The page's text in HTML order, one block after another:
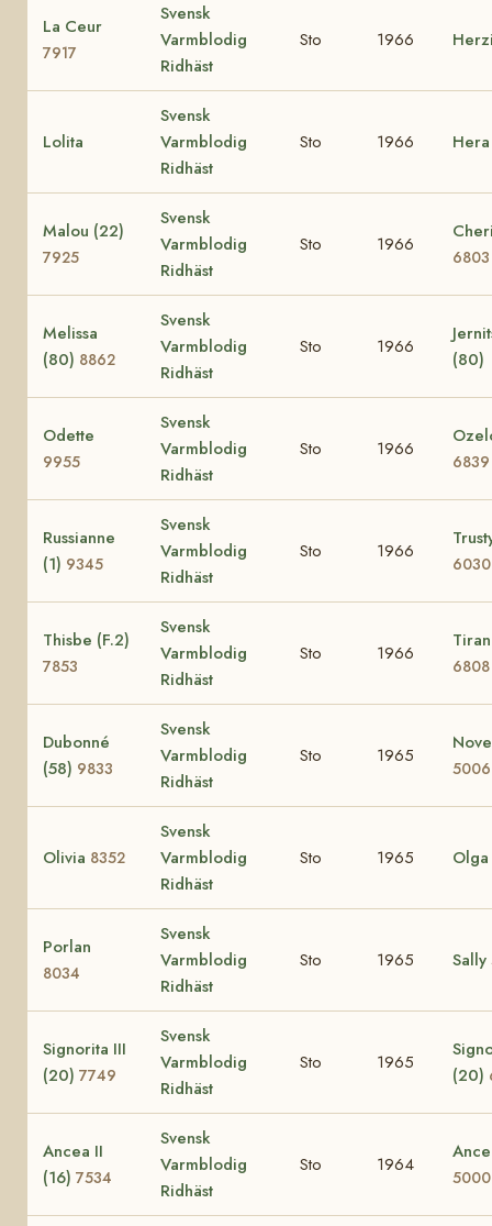
La Ceur
7917
Svensk
Varmblodig
Ridhäst
Sto 1966
Lolita
Svensk
Varmblodig
Ridhäst
Sto 1966
Malou (22)
7925
Svensk
Varmblodig
Ridhäst
Sto 1966
6803
Melissa
(80) 8862
Svensk
Varmblodig
Ridhäst
Sto 1966
(80)
Odette
9955
Svensk
Varmblodig
Ridhäst
Sto 1966
6839
Russianne
(1) 9345
Svensk
Varmblodig
Ridhäst
Sto 1966
6030
Thisbe (F.2)
7853
Svensk
Varmblodig
Ridhäst
Sto 1966
6808
Dubonné
(58) 9833
Svensk
Varmblodig
Ridhäst
Sto 1965
5006
Olivia 8352
Svensk
Varmblodig
Ridhäst
Sto 1965 Olga
Porlan
8034
Svensk
Varmblodig
Ridhäst
Sto 1965 Sally
Signorita III
(20) 7749
Svensk
Varmblodig
Ridhäst
Sto 1965
(20)
Ancea II
(16) 7534
Svensk
Varmblodig
Ridhäst
Sto 1964
5000